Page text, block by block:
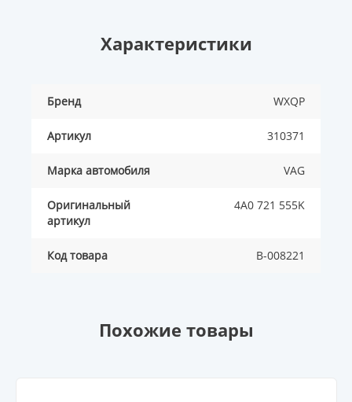
Характеристики
Бренд WXQP
Артикул 310371
Марка автомобиля VAG
Оригинальный
артикул
4A0 721 555K
Код товара B-008221
Похожие товары